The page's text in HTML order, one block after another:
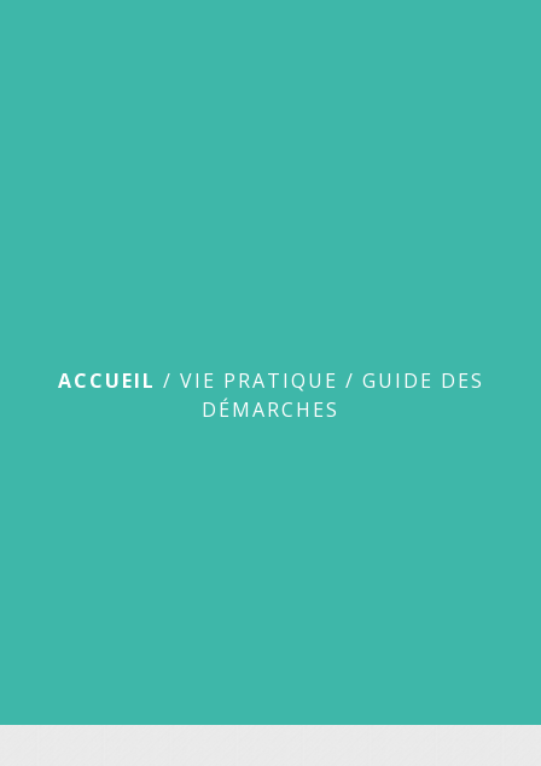
ACCUEIL / VIE PRATIQUE / GUIDE DES
DÉMARCHES